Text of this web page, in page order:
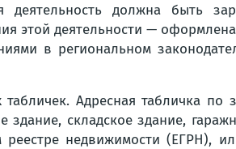
должна быть
этой деятельности —
в региональном
Адресная табличка
складское здание,
недвижимости (ЕГРН),